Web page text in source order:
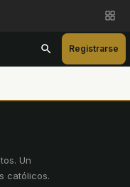
Registrarse
. Un
católicos.